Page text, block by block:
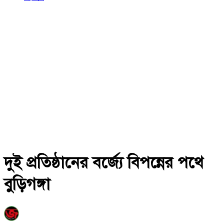
দুই প্রতিষ্ঠানের বর্জ্যে বিপন্নের পথে
বুড়িগঙ্গা